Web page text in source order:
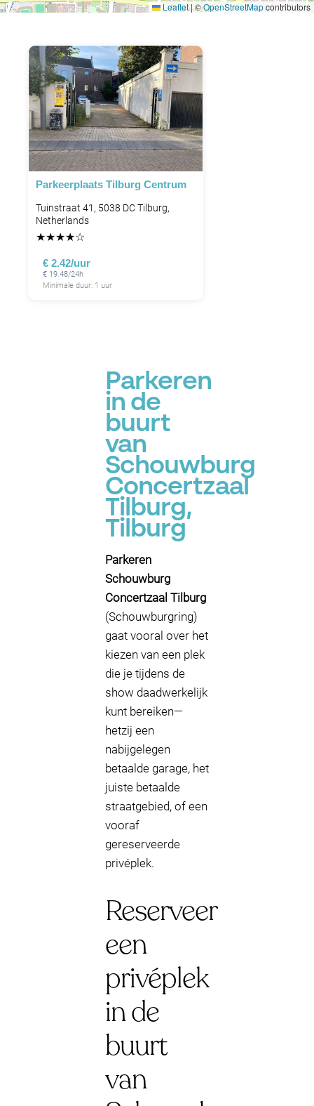
Leaflet |©OpenStreetMapcontributors
Parkeerplaats Tilburg Centrum
Tuinstraat 41, 5038 DC Tilburg,
Netherlands
★★★★☆
€ 2.42/uur
€ 19.48/24h
Minimale duur: 1 uur
Parkeren
in de
buurt
van
Schouwburg
Concertzaal
Tilburg,
Tilburg
Parkeren
Schouwburg
Concertzaal Tilburg
(Schouwburgring)
gaat vooral over het
kiezen van een plek
die je tijdens de
show daadwerkelijk
kunt bereiken—
hetzij een
nabijgelegen
betaalde garage, het
juiste betaalde
straatgebied, of een
vooraf
gereserveerde
privéplek.
Reserveer
een
privéplek
in de
buurt
van